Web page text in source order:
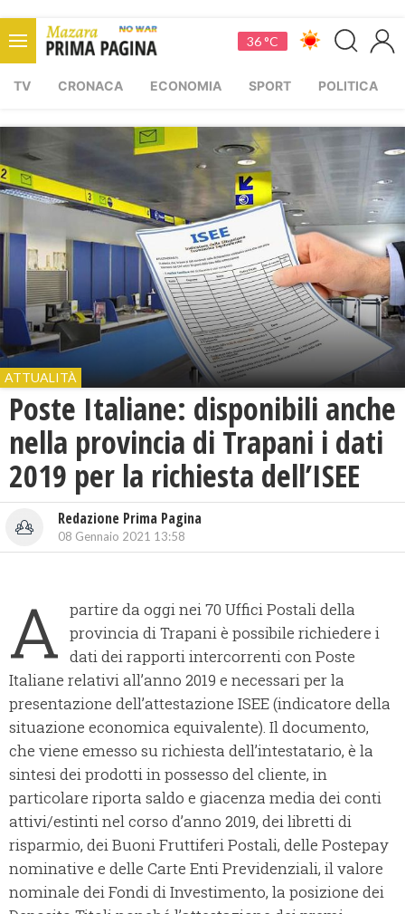
36 °C
TV CRONACA ECONOMIA SPORT POLITICA
ATTUALITÀ
Poste Italiane: disponibili anche
nella provincia di Trapani i dati
2019 per la richiesta dell’ISEE
Redazione Prima Pagina
08 Gennaio 2021 13:58
A partire da oggi nei 70 Uffici Postali della
provincia di Trapani è possibile richiedere i
dati dei rapporti intercorrenti con Poste
Italiane relativi all’anno 2019 e necessari per la
presentazione dell’attestazione ISEE (indicatore della
situazione economica equivalente). Il documento,
che viene emesso su richiesta dell’intestatario, è la
sintesi dei prodotti in possesso del cliente, in
particolare riporta saldo e giacenza media dei conti
attivi/estinti nel corso d’anno 2019, dei libretti di
risparmio, dei Buoni Fruttiferi Postali, delle Postepay
nominative e delle Carte Enti Previdenziali, il valore
nominale dei Fondi di Investimento, la posizione dei